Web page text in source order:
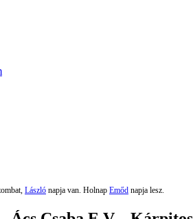
László napja van. Holnap Emőd napja lesz.